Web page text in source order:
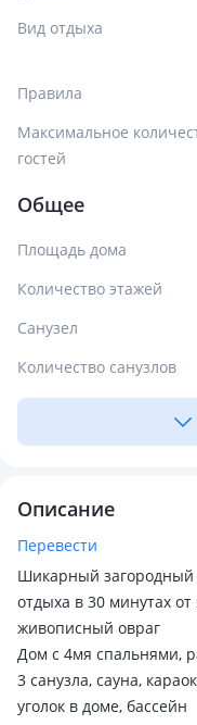
Вид отдыха
Правила
Максимальное
гостей
Общее
Площадь дома
Количество этажей
Санузел
Количество санузлов
Описание
Перевести
Шикарный загородный
отдыха в 30 минутах
живописный овраг
Дом с 4мя спальнями,
3 санузла, сауна,
уголок в доме, бассейн